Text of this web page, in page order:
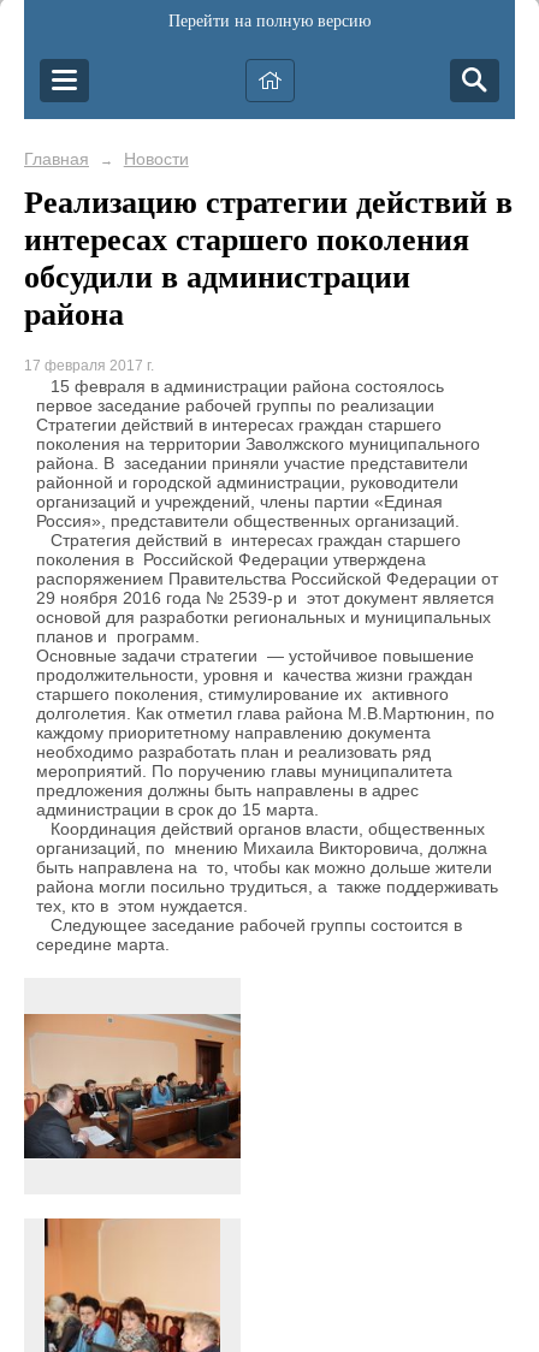
Перейти на полную версию
Главная → Новости
Реализацию стратегии действий в
интересах старшего поколения
обсудили в администрации
района
17 февраля 2017 г.
15 февраля в администрации района состоялось
первое заседание рабочей группы по реализации
Стратегии действий в интересах граждан старшего
поколения на территории Заволжского муниципального
района. В заседании приняли участие представители
районной и городской администрации, руководители
организаций и учреждений, члены партии «Единая
Россия», представители общественных организаций.
Стратегия действий в интересах граждан старшего
поколения в Российской Федерации утверждена
распоряжением Правительства Российской Федерации от
29 ноября 2016 года № 2539-р и этот документ является
основой для разработки региональных и муниципальных
планов и программ.
Основные задачи стратегии — устойчивое повышение
продолжительности, уровня и качества жизни граждан
старшего поколения, стимулирование их активного
долголетия. Как отметил глава района М.В.Мартюнин, по
каждому приоритетному направлению документа
необходимо разработать план и реализовать ряд
мероприятий. По поручению главы муниципалитета
предложения должны быть направлены в адрес
администрации в срок до 15 марта.
Координация действий органов власти, общественных
организаций, по мнению Михаила Викторовича, должна
быть направлена на то, чтобы как можно дольше жители
района могли посильно трудиться, а также поддерживать
тех, кто в этом нуждается.
Следующее заседание рабочей группы состоится в
середине марта.